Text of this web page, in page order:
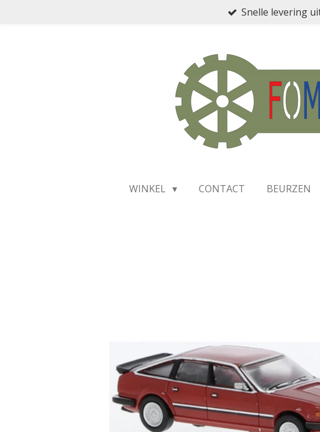
Snelle levering
WINKEL CONTACT BEURZEN